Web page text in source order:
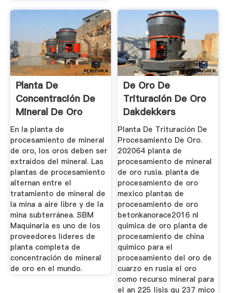
Planta De
Concentración De
Mineral De Oro
En la planta de
procesamiento de mineral
de oro, los oros deben ser
extraídos del mineral. Las
plantas de procesamiento
alternan entre el
tratamiento de mineral de
la mina a aire libre y de la
mina subterránea. SBM
Maquinaria es uno de los
proveedores líderes de
planta completa de
concentración de mineral
de oro en el mundo.
De Oro De
Trituración De Oro
Dakdekkers
Offertes
Planta De Trituración De
Procesamiento De Oro.
202064 planta de
procesamiento de mineral
de oro rusia. planta de
procesamiento de oro
mexico plantas de
procesamiento de oro
betonkanorace2016 nl
quimica de oro planta de
procesamiento de china
quimico para el
procesamiento del oro de
cuarzo en rusia el oro
como recurso mineral para
el an 225 lisis qu 237 mico